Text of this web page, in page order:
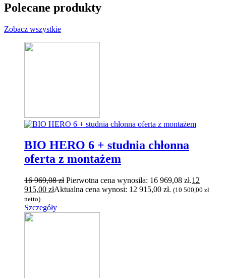
Polecane produkty
Zobacz wszystkie
BIO HERO 6 + studnia chłonna
oferta z montażem
16 969,08zł Pierwotna cena wynosiła: 16 969,08 zł.12
915,00 złAktualna cena wynosi: 12 915,00 zł. (10 500,00 zł
netto)
Szczegóły